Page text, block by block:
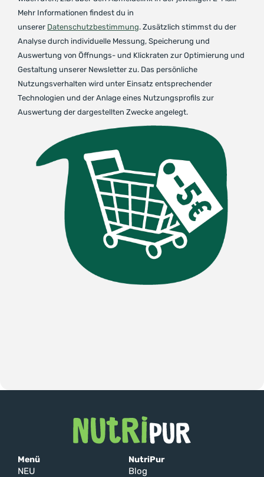
Mehr Informationen findest du in
unserer Datenschutzbestimmung. Zusätzlich stimmst du der
Analyse durch individuelle Messung, Speicherung und
Auswertung von Öffnungs- und Klickraten zur Optimierung und
Gestaltung unserer Newsletter zu. Das persönliche
Nutzungsverhalten wird unter Einsatz entsprechender
Technologien und der Anlage eines Nutzungsprofils zur
Auswertung der dargestellten Zwecke angelegt.
Menü
NEU
NutriPur
Blog